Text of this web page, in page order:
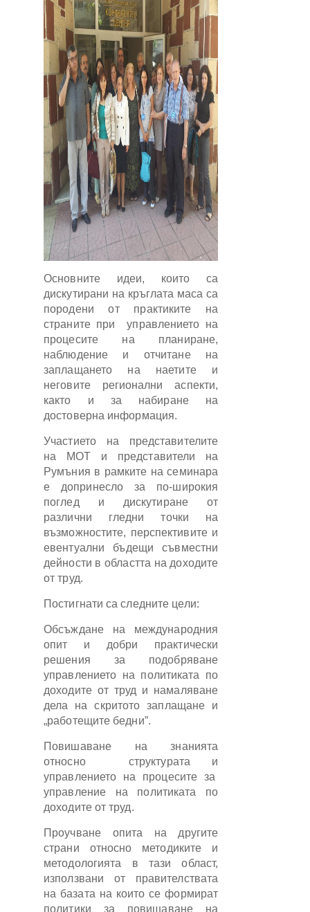
Основните идеи, които са
дискутирани на кръглата маса са
породени от практиките на
страните при управлението на
процесите на планиране,
наблюдение и отчитане на
заплащането на наетите и
неговите регионални аспекти,
както и за набиране на
достоверна информация.
Участието на представителите
на МОТ и представители на
Румъния в рамките на семинара
е допринесло за по-широкия
поглед и дискутиране от
различни гледни точки на
възможностите, перспективите и
евентуални бъдещи съвместни
дейности в областта на доходите
от труд.
Постигнати са следните цели:
Обсъждане на международния
опит и добри практически
решения за подобряване
управлението на политиката по
доходите от труд и намаляване
дела на скритото заплащане и
„работещите бедни”.
Повишаване на знанията
относно структурата и
управлението на процесите за
управление на политиката по
доходите от труд.
Проучване опита на другите
страни относно методиките и
методологията в тази област,
използвани от правителствата
на базата на които се формират
политики за повишаване на